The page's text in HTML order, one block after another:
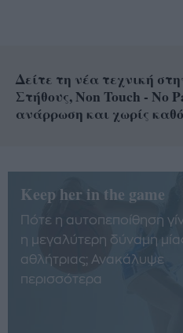
Δείτε τη νέα τεχνική
Στήθους, Non Touch - No
ανάρρωση και χωρίς
Keep her in the game
Πότε η αυτοπεποίθηση
η μεγαλύτερη δύναμη
αθλήτριας; Ανακάλυψε
περισσότερα